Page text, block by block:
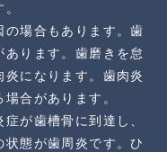
場合もあります。歯
ります。歯磨きを怠
になります。歯肉炎
合があります。
が歯槽骨に到達し、
態が歯周炎です。ひ